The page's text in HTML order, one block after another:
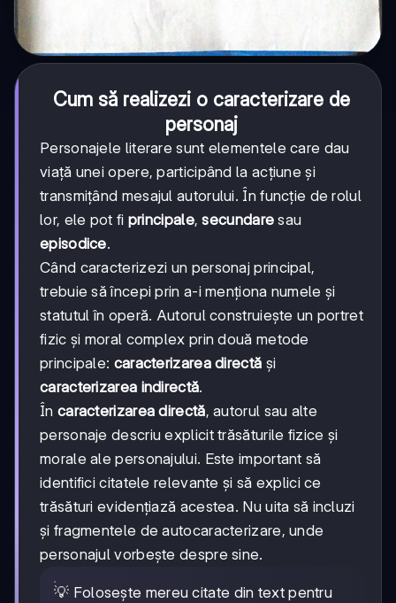
Cum să realizezi o caracterizare de
personaj
Personajele literare sunt elementele care dau
viață unei opere, participând la acțiune și
transmițând mesajul autorului. În funcție de rolul
lor, ele pot fi principale,secundare sau
episodice.
Când caracterizezi un personaj principal,
trebuie să începi prin a-i menționa numele și
statutul în operă. Autorul construiește un portret
fizic și moral complex prin două metode
principale: caracterizarea directă și
caracterizarea indirectă.
În caracterizarea directă, autorul sau alte
personaje descriu explicit trăsăturile fizice și
morale ale personajului. Este important să
identifici citatele relevante și să explici ce
trăsături evidențiază acestea. Nu uita să incluzi
și fragmentele de autocaracterizare, unde
personajul vorbește despre sine.
💡 Folosește mereu citate din text pentru